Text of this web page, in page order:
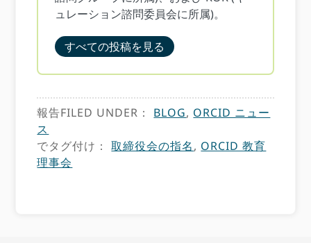
ュレーション諮問委員会に所属)。
すべての投稿を見る
報告FILED UNDER： BLOG, ORCID ニュー
ス
でタグ付け：取締役会の指名, ORCID 教育
理事会